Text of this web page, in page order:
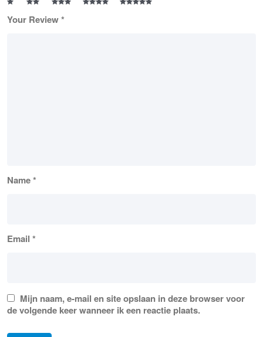
Your Review*
Name*
Email *
Mijn naam, e-mail en site opslaan in deze browser voor
de volgende keer wanneer ik een reactie plaats.